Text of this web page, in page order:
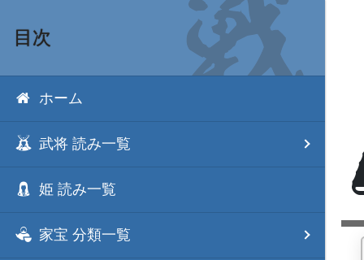
目次
ホーム
武将 読み一覧
姫 読み一覧
家宝 分類一覧